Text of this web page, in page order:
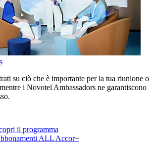
su ciò che è importante per la tua riunione o
i Novotel Ambassadors ne garantiscono
il programma
ALL Accor+